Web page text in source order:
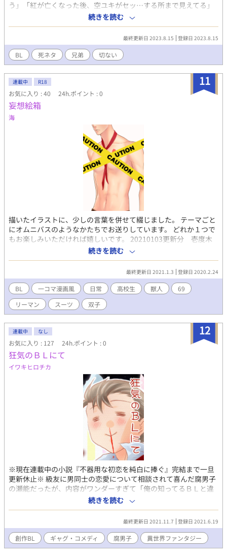
う」「紅が亡くなった後、空ユキがセッ…する所まで見えてる」
などと妄想していたものを形にしました。 紅の愛情籠った「ばー
か」が大好きです。
続きを読む
最終更新日 2023.8.15 登録日 2023.8.15
BL 死ネタ 兄弟 切ない
11
連載中 R18
お気に入り : 40 24h.ポイント : 0
妄想絵箱
海
描いたイラストに、少しの言葉を併せて綴じました。 テーマごと
にオムニバスのようなかたちでお送りしています。 どれか１つで
もお楽しみいただければ嬉しいです。 20210103更新分 壱度木
里乃☆イッチー☆ドッキリーノ☆さんとコラボさせていただいて
います。 壱度木里乃☆イッチー☆ドッキリーノ☆さん及びコラボ
作品へのジャンプはフリースペースに記載してます♡
続きを読む
最終更新日 2021.1.3 登録日 2020.2.24
BL 一コマ漫画風 日常 高校生 獣人
69
リーマン
スーツ 双子
12
連載中 なし
お気に入り : 127 24h.ポイント : 0
狂気のＢＬにて
イワキヒロチカ
※現在連載中の小説『不器用な初恋を純白に捧ぐ』完結まで一旦
更新休止※ 級友に男同士の恋愛について相談されて喜んだ腐男子
の瀬能だったが、内容がワンダーすぎて「俺の知ってるＢＬと違
う」と死んだ魚的な目になりつつも鍛えぬいた妄想捏造想像力で
野郎の恋愛成就をひたすら願うお話。※ぼちぼち1枚ずつ掲載予
定。 【現在IF設定にて新章更新中】※タグの異世界はそちらのみ
の設定です※ 何故か瀬能が突然異世界の神的なものになるIF設定
の漫画が少し続きます。 しばらく絵を描いてない時期があり、リ
ハビリ用に始めたもので、この物語はフィクションです。
続きを読む
最終更新日 2021.11.7 登録日 2021.6.19
創作BL ギャグ・コメディ 腐男子 異世界ファンタジー